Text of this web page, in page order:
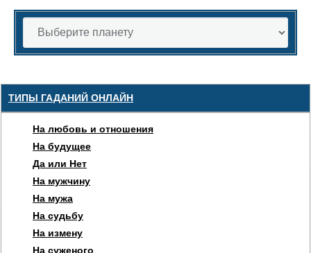
ТИПЫ ГАДАНИЙ ОНЛАЙН
На любовь и отношения
На будущее
Да или Нет
На мужчину
На мужа
На судьбу
На измену
На суженого